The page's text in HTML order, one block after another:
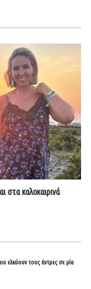
στα καλοκαιρινά
ελκύουν τους άντρες σε μία